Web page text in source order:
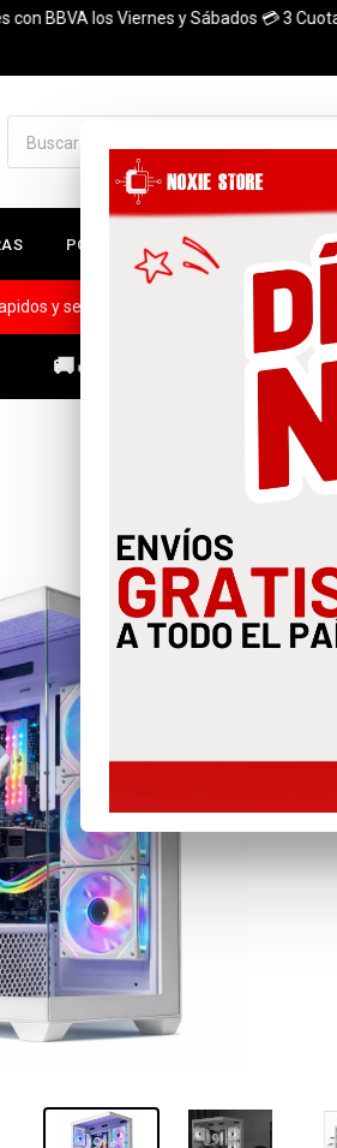
los Viernes y Sábados 💳 3 Cuotas
PC ARMADAS
y seguros a todo el pais. ¡ Envios en
🚚🔥ENVÍOS GRATIS A